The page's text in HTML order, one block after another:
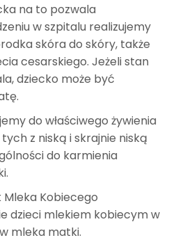
na to pozwala
w szpitalu realizujemy
skóra do skóry, także
cesarskiego. Jeżeli stan
dziecko może być
do właściwego żywienia
z niską i skrajnie niską
do karmienia
Mleka Kobiecego
dzieci mlekiem kobiecym w
mleka matki.